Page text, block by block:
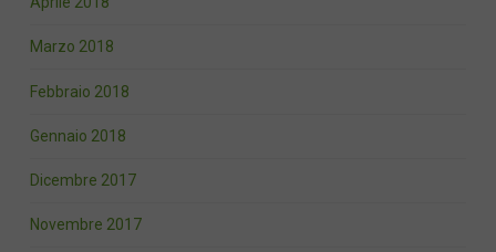
Marzo 2018
Febbraio 2018
Gennaio 2018
Dicembre 2017
Novembre 2017